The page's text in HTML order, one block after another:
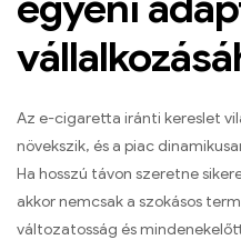
Az e-cigaretta iránti kereslet
növekszik, és a piac
Ha hosszú távon szeretne
akkor nemcsak a szokásos
változatosság és